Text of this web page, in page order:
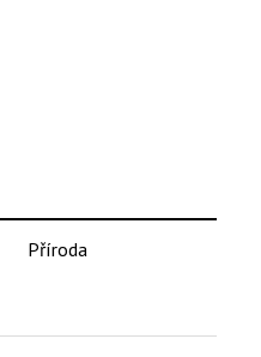
Příroda